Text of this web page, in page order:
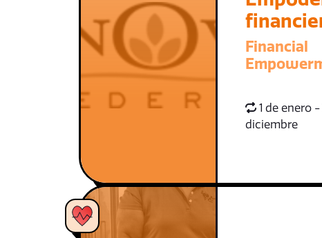
Financial
1 de enero -
diciembre